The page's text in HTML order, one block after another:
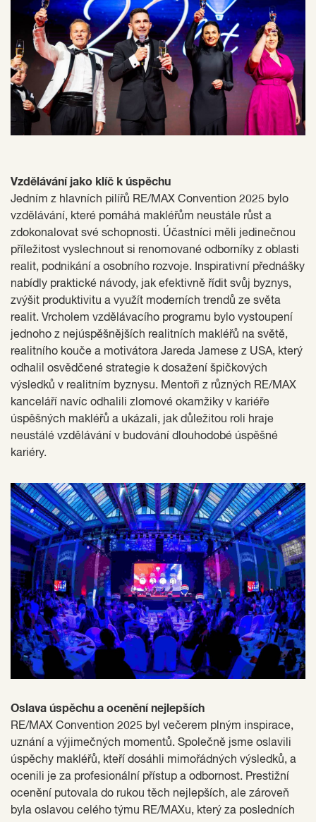
Vzdělávání jako klíč k úspěchu
Jedním z hlavních pilířů RE/MAX Convention 2025 bylo
vzdělávání, které pomáhá makléřům neustále růst a
zdokonalovat své schopnosti. Účastníci měli jedinečnou
příležitost vyslechnout si renomované odborníky z oblasti
realit, podnikání a osobního rozvoje. Inspirativní přednášky
nabídly praktické návody, jak efektivně řídit svůj byznys,
zvýšit produktivitu a využít moderních trendů ze světa
realit. Vrcholem vzdělávacího programu bylo vystoupení
jednoho z nejúspěšnějších realitních makléřů na světě,
realitního kouče a motivátora Jareda Jamese z USA, který
odhalil osvědčené strategie k dosažení špičkových
výsledků v realitním byznysu. Mentoři z různých RE/MAX
kanceláří navíc odhalili zlomové okamžiky v kariéře
úspěšných makléřů a ukázali, jak důležitou roli hraje
neustálé vzdělávání v budování dlouhodobé úspěšné
kariéry.
Oslava úspěchu a ocenění nejlepších
RE/MAX Convention 2025 byl večerem plným inspirace,
uznání a výjimečných momentů. Společně jsme oslavili
úspěchy makléřů, kteří dosáhli mimořádných výsledků, a
ocenili je za profesionální přístup a odbornost. Prestižní
ocenění putovala do rukou těch nejlepších, ale zároveň
byla oslavou celého týmu RE/MAXu, který za posledních